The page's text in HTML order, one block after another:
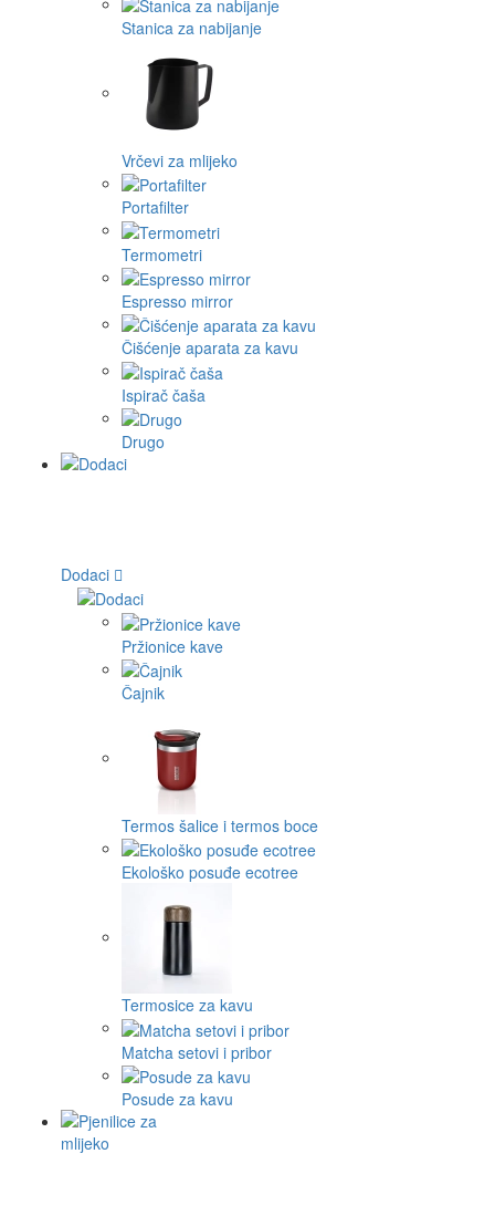
Stanica za nabijanje
Vrčevi za mlijeko
Portafilter
Termometri
Espresso mirror
Čišćenje aparata za kavu
Ispirač čaša
Drugo
Dodaci
Pržionice kave
Čajnik
Termos šalice i termos boce
Ekološko posuđe ecotree
Termosice za kavu
Matcha setovi i pribor
Posude za kavu